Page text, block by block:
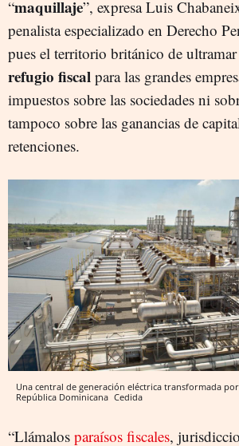
“maquillaje”, expresa Luis
penalista especializado en Derecho
pues el territorio británico de
refugio fiscal para las grandes
impuestos sobre las sociedades ni
tampoco sobre las ganancias de
retenciones.
Una central de generación eléctrica transformada
República Dominicana Cedida
“Llámalos paraísos fiscales,